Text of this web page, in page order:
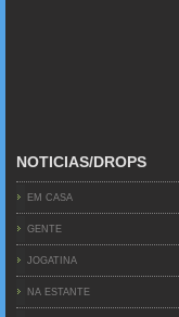
NOTICIAS/DROPS
EM CASA
GENTE
JOGATINA
NA ESTANTE